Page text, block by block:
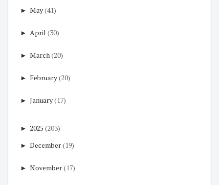
► May(41)
► April (30)
► March(20)
► February(20)
► January(17)
► 2025 (203)
► December(19)
► November(17)